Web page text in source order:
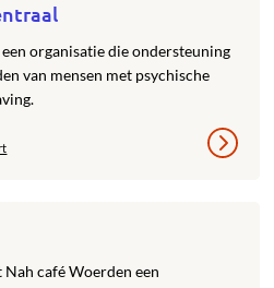
organisatie die ondersteuning
van mensen met psychische
café Woerden een